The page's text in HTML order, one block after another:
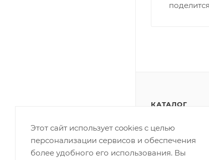
КАТАЛОГ
ПОЛИТИКА
Этот сайт использует cookies с целью
персонализации сервисов и обеспечения
более удобного его использования. Вы